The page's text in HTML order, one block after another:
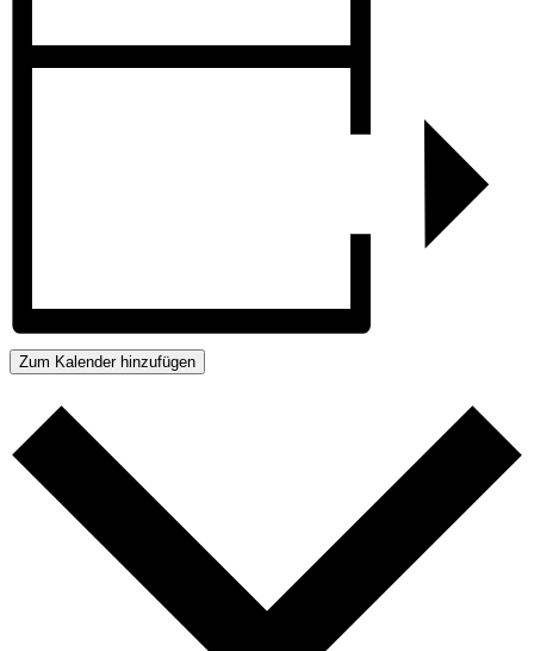
Zum Kalender hinzufügen